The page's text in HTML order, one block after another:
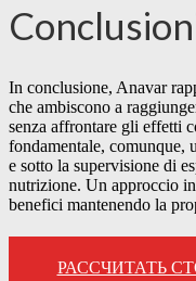
In conclusione, Anavar
che ambiscono a
senza affrontare gli effetti
fondamentale, comunque,
e sotto la supervisione di
nutrizione. Un approccio
benefici mantenendo la
РАССЧИТАТЬ